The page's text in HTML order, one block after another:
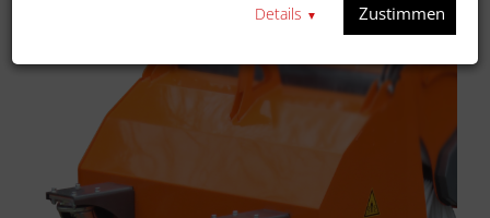
Details ▼ Zustimmen